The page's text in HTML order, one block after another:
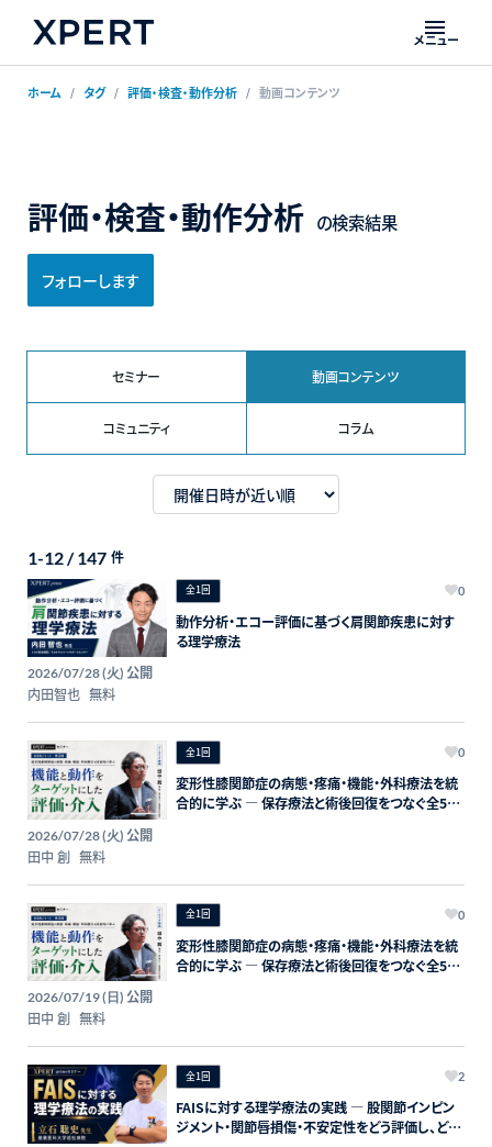
メニュー
ホーム タグ 評価・検査・動作分析 動画コンテンツ
評価・検査・動作分析 の検索結果
フォローします
セミナー 動画コンテンツ
コミュニティ コラム
1-12 / 147 件
全1回 0
動作分析・エコー評価に基づく肩関節疾患に対す
る理学療法
2026/07/28 (火) 公開
内田智也 無料
全1回 0
変形性膝関節症の病態・疼痛・機能・外科療法を統
合的に学ぶ ― 保存療法と術後回復をつなぐ全5回
2026/07/28 (火) 公開
田中 創 無料
全1回 0
変形性膝関節症の病態・疼痛・機能・外科療法を統
合的に学ぶ ― 保存療法と術後回復をつなぐ全5回
2026/07/19 (日) 公開
田中 創 無料
全1回 2
FAISに対する理学療法の実践 ― 股関節インピン
ジメント・関節唇損傷・不安定性をどう評価し、どう